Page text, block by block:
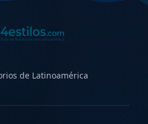
de Latinoamérica